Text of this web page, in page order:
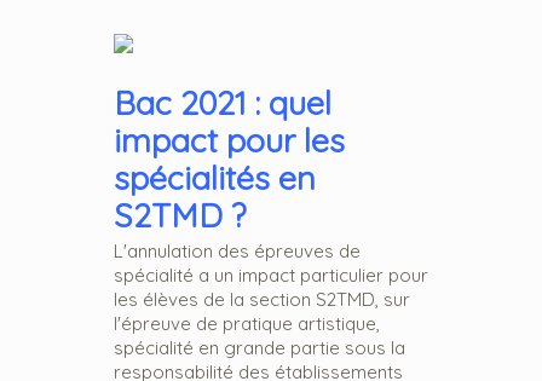
Bac 2021 : quel
impact pour les
spécialités en
S2TMD ?
L'annulation des épreuves de
spécialité a un impact particulier pour
les élèves de la section S2TMD, sur
l'épreuve de pratique artistique,
spécialité en grande partie sous la
responsabilité des établissements